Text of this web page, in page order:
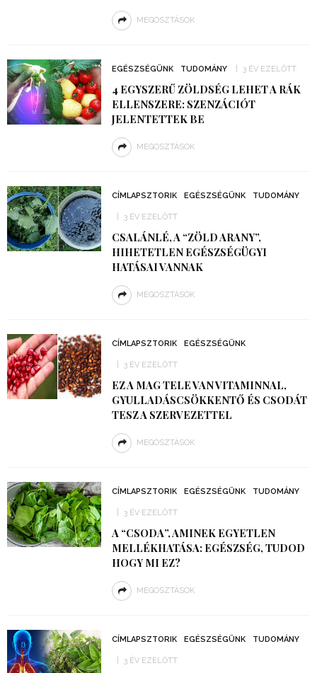
MEGOSZTÁSOK
EGÉSZSÉGÜNK TUDOMÁNY 3 ÉV EZELŐTT
4 EGYSZERŰ ZÖLDSÉG LEHET A RÁK
ELLENSZERE: SZENZÁCIÓT
JELENTETTEK BE
MEGOSZTÁSOK
CÍMLAPSZTORIK EGÉSZSÉGÜNK TUDOMÁNY
3 ÉV EZELŐTT
CSALÁNLÉ, A “ZÖLD ARANY”,
HIHETETLEN EGÉSZSÉGÜGYI
HATÁSAI VANNAK
MEGOSZTÁSOK
CÍMLAPSZTORIK EGÉSZSÉGÜNK
3 ÉV EZELŐTT
EZ A MAG TELE VAN VITAMINNAL,
GYULLADÁSCSÖKKENTŐ ÉS CSODÁT
TESZ A SZERVEZETTEL
MEGOSZTÁSOK
CÍMLAPSZTORIK EGÉSZSÉGÜNK TUDOMÁNY
3 ÉV EZELŐTT
A “CSODA”, AMINEK EGYETLEN
MELLÉKHATÁSA: EGÉSZSÉG, TUDOD
HOGY MI EZ?
MEGOSZTÁSOK
CÍMLAPSZTORIK EGÉSZSÉGÜNK TUDOMÁNY
3 ÉV EZELŐTT